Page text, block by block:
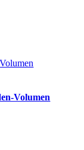
Volumen